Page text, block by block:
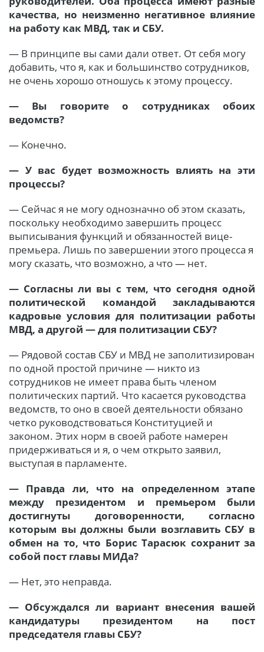
качества, но неизменно негативное влияние
на работу как МВД, так и СБУ.
— В принципе вы сами дали ответ. От себя могу
добавить, что я, как и большинство сотрудников,
не очень хорошо отношусь к этому процессу.
— Вы говорите о сотрудниках обоих
ведомств?
— Конечно.
— У вас будет возможность влиять на эти
процессы?
— Сейчас я не могу однозначно об этом сказать,
поскольку необходимо завершить процесс
выписывания функций и обязанностей вице-
премьера. Лишь по завершении этого процесса я
могу сказать, что возможно, а что — нет.
— Согласны ли вы с тем, что сегодня одной
политической командой закладываются
кадровые условия для политизации работы
МВД, а другой — для политизации СБУ?
— Рядовой состав СБУ и МВД не заполитизирован
по одной простой причине — никто из
сотрудников не имеет права быть членом
политических партий. Что касается руководства
ведомств, то оно в своей деятельности обязано
четко руководствоваться Конституцией и
законом. Этих норм в своей работе намерен
придерживаться и я, о чем открыто заявил,
выступая в парламенте.
— Правда ли, что на определенном этапе
между президентом и премьером были
достигнуты договоренности, согласно
которым вы должны были возглавить СБУ в
обмен на то, что Борис Тарасюк сохранит за
собой пост главы МИДа?
— Нет, это неправда.
— Обсуждался ли вариант внесения вашей
кандидатуры президентом на пост
председателя главы СБУ?